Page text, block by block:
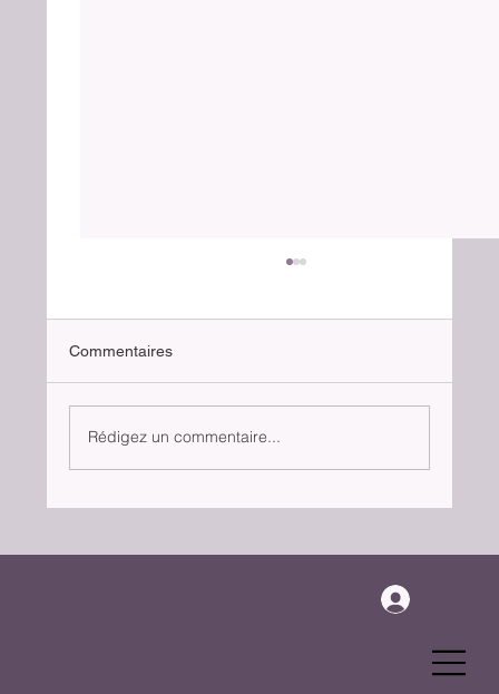
Menu
Commentaires
Rédigez un commentaire...